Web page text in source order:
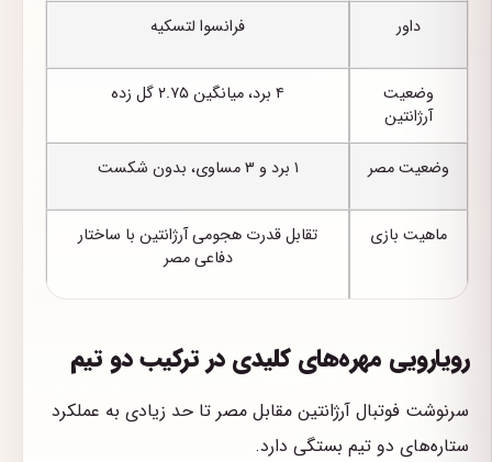
داور فرانسوا لتسکیه
وضعیت
آرژانتین
۴ برد، میانگین ۲.۷۵ گل زده
وضعیت مصر ۱ برد و ۳ مساوی، بدون شکست
ماهیت بازی
تقابل قدرت هجومی آرژانتین با ساختار
دفاعی مصر
رویارویی مهره‌های کلیدی در ترکیب دو تیم
سرنوشت فوتبال آرژانتین مقابل مصر تا حد زیادی به عملکرد
ستاره‌های دو تیم بستگی دارد.